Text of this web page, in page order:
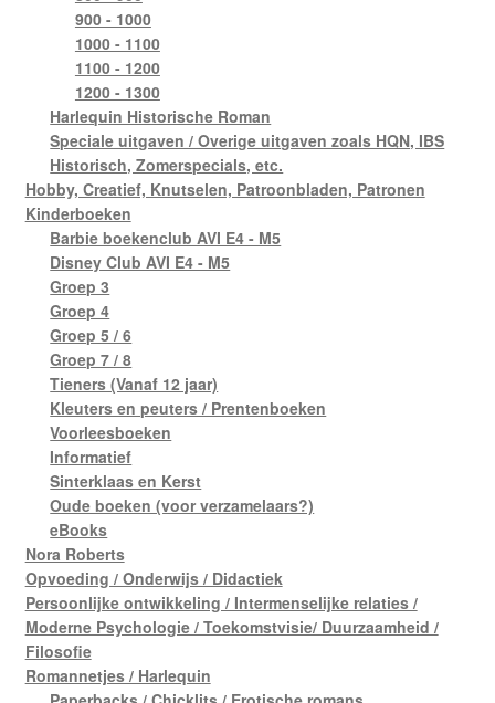
900 - 1000
1000 - 1100
1100 - 1200
1200 - 1300
Harlequin Historische Roman
Speciale uitgaven / Overige uitgaven zoals HQN, IBS
Historisch, Zomerspecials, etc.
Hobby, Creatief, Knutselen, Patroonbladen, Patronen
Kinderboeken
Barbie boekenclub AVI E4 - M5
Disney Club AVI E4 - M5
Groep 3
Groep 4
Groep 5 / 6
Groep 7 / 8
Tieners (Vanaf 12 jaar)
Kleuters en peuters / Prentenboeken
Voorleesboeken
Informatief
Sinterklaas en Kerst
Oude boeken (voor verzamelaars?)
eBooks
Nora Roberts
Opvoeding / Onderwijs / Didactiek
Persoonlijke ontwikkeling / Intermenselijke relaties /
Moderne Psychologie / Toekomstvisie/ Duurzaamheid /
Filosofie
Romannetjes / Harlequin